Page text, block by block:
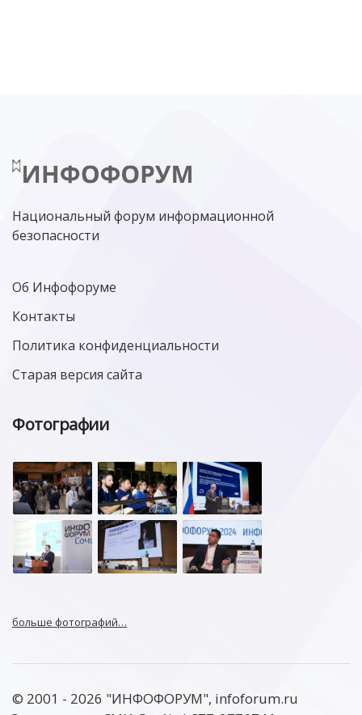
МИНЦИФРЫ РОССИИ NGFW
Национальный форум информационной
безопасности
Об Инфофоруме
Контакты
Политика конфиденциальности
Старая версия сайта
Фотографии
больше фотографий…
© 2001 - 2026 "ИНФОФОРУМ", infoforum.ru